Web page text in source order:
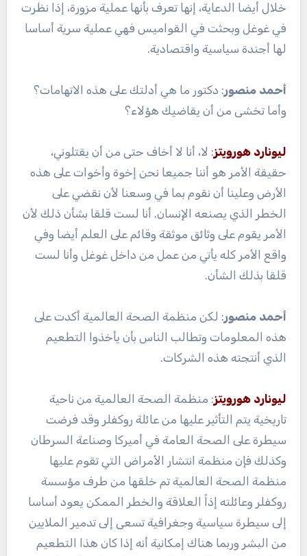
خلال أيضا الدعاية، إنها تعرف بأنها عملية مزورة، إذا نظرت
في غوغل وبحثت في القواميس فهي عملية سرية أساسا
لها أجندة سياسية واقتصادية.
أحمد منصور: دكتور ما هي أدلتك على هذه الاتهامات؟
وأما تخشى من أن يقاضيك هؤلاء؟
ليونارد هورويتز: لا، أنا لا أخاف حتى من أن يقتلوني،
حقيقة الأمر هو أننا جميعا نحن إخوة وأخوات على هذه
الأرض وعلينا أن نقوم بما في وسعنا لأن نقضي على
الخطر الذي يصنعه الإنسان. أنا لست قلقا بشأن ذلك لأن
الأمر يقوم على وثائق موثقة وقائم على العلم أيضا وفي
واقع الأمر كله يأتي من عمل من داخل غوغل وأنا لست
قلقا بذلك الشأن.
أحمد منصور: لكن منظمة الصحة العالمية أكدت على
هذه المعلومات وتطالب الناس بأن يأخذوا التطعيم
الذي أنتجته هذه الشركات.
ليونارد هورويتز: منظمة الصحة العالمية من ناحية
تاريخية يتم التأثير عليها من عائلة روكفلر وقد فرضت
سيطرة على الصحة العامة في أميركا وصناعة السرطان
وكذلك فإن منظمة انتشار الأمراض التي تقوم عليها
منظمة الصحة العالمية تم خلقها من طرف مؤسسة
روكفلر وعائلته إذاً العلاقة والخطر الممكن يعود أساسا
إلى سيطرة سياسية وجغرافية تسعى إلى تدمير الملايين
من البشر وربما هناك إمكانية أنه إذا كان هذا التطعيم